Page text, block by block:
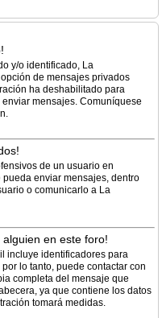
y/o identificado, La
de mensajes privados
ha deshabilitado para
mensajes. Comuníquese
de un usuario en
enviar mensajes, dentro
o comunicarlo a La
en este foro!
incluye identificadores para
lo tanto, puede contactar con
completa del mensaje que
ya que contiene los datos
tomará medidas.